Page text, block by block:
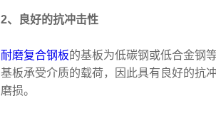
2、良好的抗冲击性
耐磨复合钢板的基板为低碳钢或低合金钢
基板承受介质的载荷，因此具有良好的抗
磨损。